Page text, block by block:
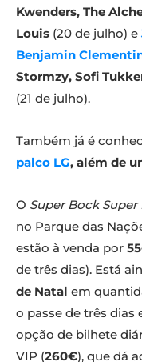
Kwenders, The
Louis (20 de julho) e
Benjamin
Stormzy, Sofi
(21 de julho).
Também já é
palco LG, além de
O Super Bock Super
no Parque das
estão à venda por
de três dias). Está
de Natal em
o passe de três dias
opção de bilhete
VIP (260€), que dá